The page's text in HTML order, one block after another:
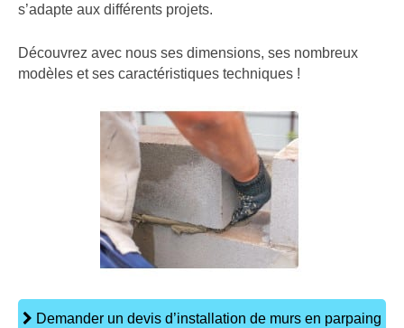
s’adapte aux différents projets.
Découvrez avec nous ses dimensions, ses nombreux
modèles et ses caractéristiques techniques !
Demander un devis d’installation de murs en parpaing